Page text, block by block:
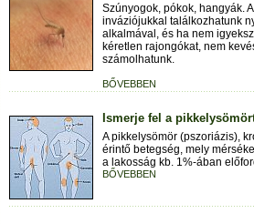
Szúnyogok, pókok, hangyák.
inváziójukkal találkozhatunk
alkalmával, és ha nem
kéretlen rajongókat, nem
számolhatunk.
BŐVEBBEN
Ismerje fel a
A pikkelysömör (pszoriázis),
érintő betegség, mely
a lakosság kb. 1%-ában
BŐVEBBEN